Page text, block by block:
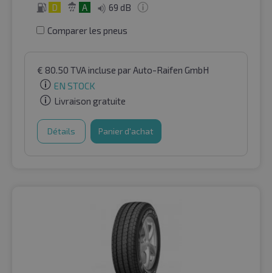
D A 69 dB
Comparer les pneus
€ 80.50 TVA incluse par Auto-Raifen GmbH
EN STOCK
Livraison gratuite
Détails Panier d'achat